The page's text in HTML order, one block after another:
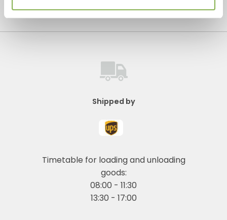
Contact us to schedule a visit to our showroom
Shipped by
Timetable for loading and unloading
goods:
08:00 - 11:30
13:30 - 17:00